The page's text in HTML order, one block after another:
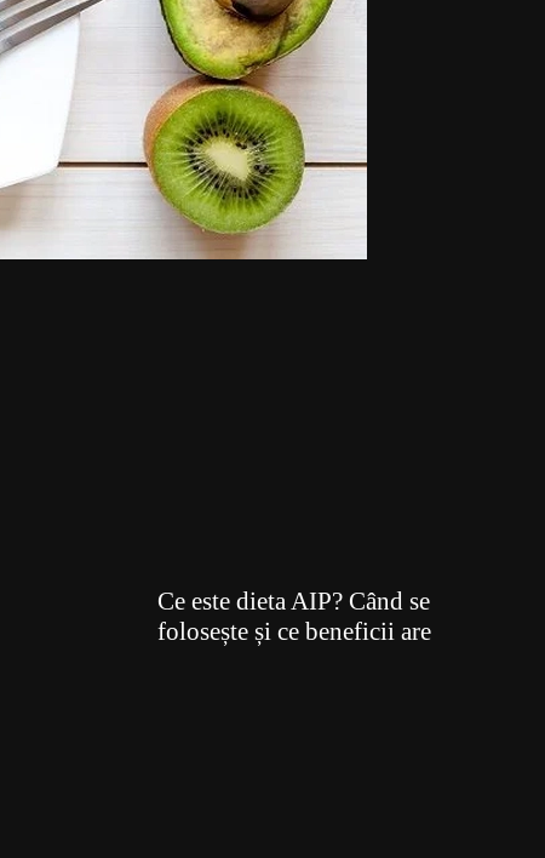
Ce este dieta AIP? Când se
folosește și ce beneficii are